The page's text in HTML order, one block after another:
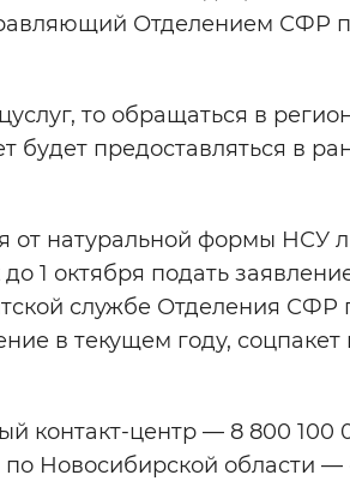
Отделением СФР
то обращаться в
предоставляться в
от натуральной формы НСУ
1 октября подать
службе Отделения СФР
в текущем году, соцпакет
контакт-центр — 8 800 100
Новосибирской области —